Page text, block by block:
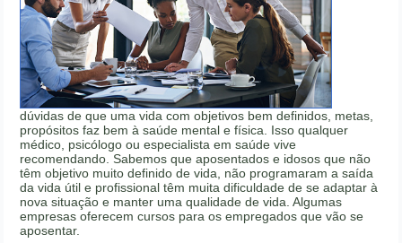
dúvidas de que uma vida com objetivos bem definidos, metas,
propósitos faz bem à saúde mental e física. Isso qualquer
médico, psicólogo ou especialista em saúde vive
recomendando. Sabemos que aposentados e idosos que não
têm objetivo muito definido de vida, não programaram a saída
da vida útil e profissional têm muita dificuldade de se adaptar à
nova situação e manter uma qualidade de vida. Algumas
empresas oferecem cursos para os empregados que vão se
aposentar.